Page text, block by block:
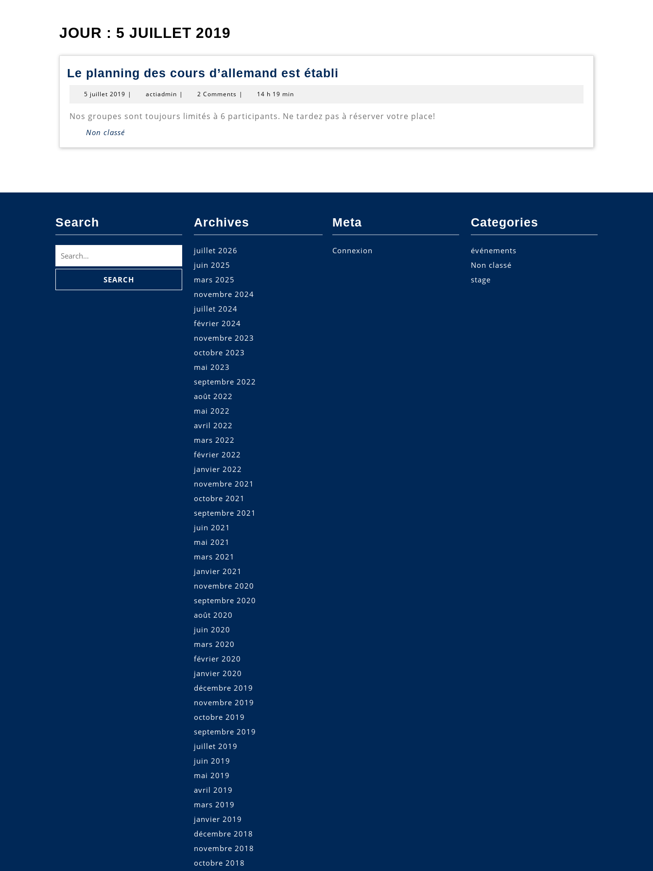
JOUR : 5 JUILLET 2019
Le planning des cours d’allemand est établi
cours
est
5 juillet 2019 | actiadmin actiadmin
| 2 Comments | 14 h 19 min
Nos groupes sont toujours limités à 6 participants. Ne tardez pas à réserver votre place!
Non classé
Search
for:
Archives
juillet 2026
juin 2025
mars 2025
novembre 2024
juillet 2024
février 2024
novembre 2023
octobre 2023
mai 2023
septembre 2022
août 2022
mai 2022
avril 2022
mars 2022
février 2022
janvier 2022
novembre 2021
octobre 2021
septembre 2021
juin 2021
mai 2021
mars 2021
janvier 2021
novembre 2020
septembre 2020
août 2020
juin 2020
mars 2020
février 2020
janvier 2020
décembre 2019
novembre 2019
octobre 2019
septembre 2019
juillet 2019
juin 2019
mai 2019
avril 2019
mars 2019
janvier 2019
décembre 2018
novembre 2018
octobre 2018
Meta
Connexion
Categories
événements
Non classé
stage